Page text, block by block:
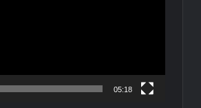
05:18